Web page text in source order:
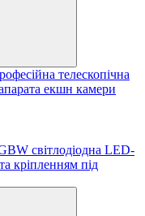
телескопічна
екшн камери